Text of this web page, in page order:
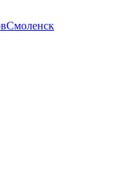
Смоленск